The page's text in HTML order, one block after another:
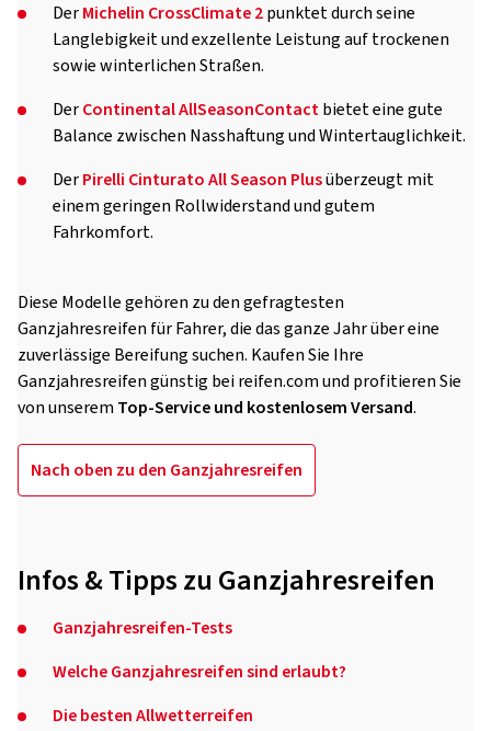
DerMichelin CrossClimate 2punktet durch seine
Langlebigkeit und exzellente Leistung auf trockenen
sowie winterlichen Straßen.
DerContinental AllSeasonContactbietet eine gute
Balance zwischen Nasshaftung und Wintertauglichkeit.
DerPirelli Cinturato All Season Plusüberzeugt mit
einem geringen Rollwiderstand und gutem
Fahrkomfort.
Diese Modelle gehören zu den gefragtesten
Ganzjahresreifen für Fahrer, die das ganze Jahr über eine
zuverlässige Bereifung suchen. Kaufen Sie Ihre
Ganzjahresreifen günstig bei reifen.com und profitieren Sie
von unserem Top-Service und kostenlosem Versand.
Nach oben zu den Ganzjahresreifen
Infos & Tipps zu Ganzjahresreifen
Ganzjahresreifen-Tests
Welche Ganzjahresreifen sind erlaubt?
Die besten Allwetterreifen